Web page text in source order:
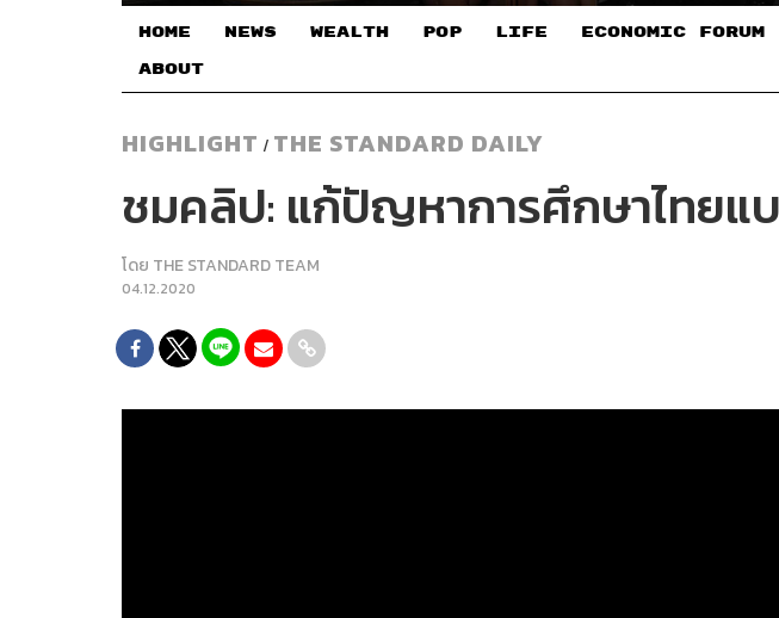
HOME NEWS WEALTH POP LIFE ECONOMIC FORUM
ABOUT
HIGHLIGHT / THE STANDARD DAILY
ชมคลิป: แก้ปัญหาการศึกษาไทยแ
โดย THE STANDARD TEAM
04.12.2020